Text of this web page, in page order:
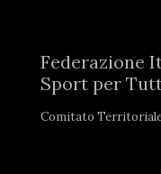
Federazione
Sport per
Comitato